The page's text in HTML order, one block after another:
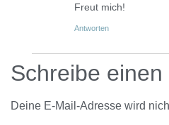
Freut mich!
Antworten
Schreibe
Deine E-Mail-Adresse wird